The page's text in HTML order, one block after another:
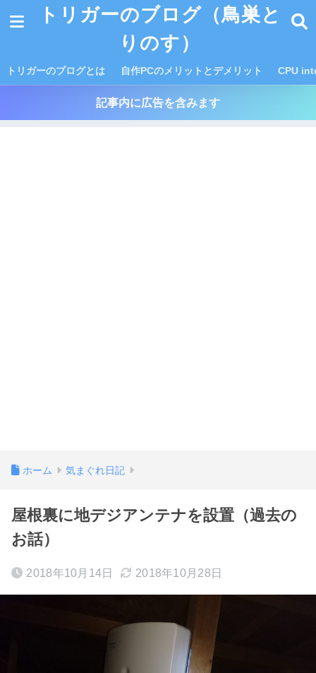
トリガーのブログ（鳥巣と
りのす）
トリガーのブログとは 自作PCのメリットとデメリット CPU
記事内に広告を含みます
ホーム 気まぐれ日記
屋根裏に地デジアンテナを設置（過去の
お話）
2018年10月14日 2018年10月28日